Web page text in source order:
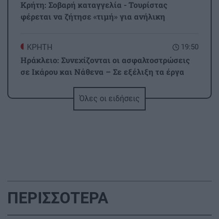
Κρήτη: Σοβαρή καταγγελία - Τουρίστας
φέρεται να ζήτησε «τιμή» για ανήλικη
19:50
ΚΡΗΤΗ
Ηράκλειο: Συνεχίζονται οι ασφαλτοστρώσεις
σε Ικάρου και Νάθενα – Σε εξέλιξη τα έργα
Ανακοινώθηκαν οι τιμές των σταφυλιών από
την Ένωση Ηρακλείου – Πρεμιέρα στις 21
Αυγούστου
Όλες οι ειδήσεις
ΠΕΡΙΣΣΟΤΕΡΑ